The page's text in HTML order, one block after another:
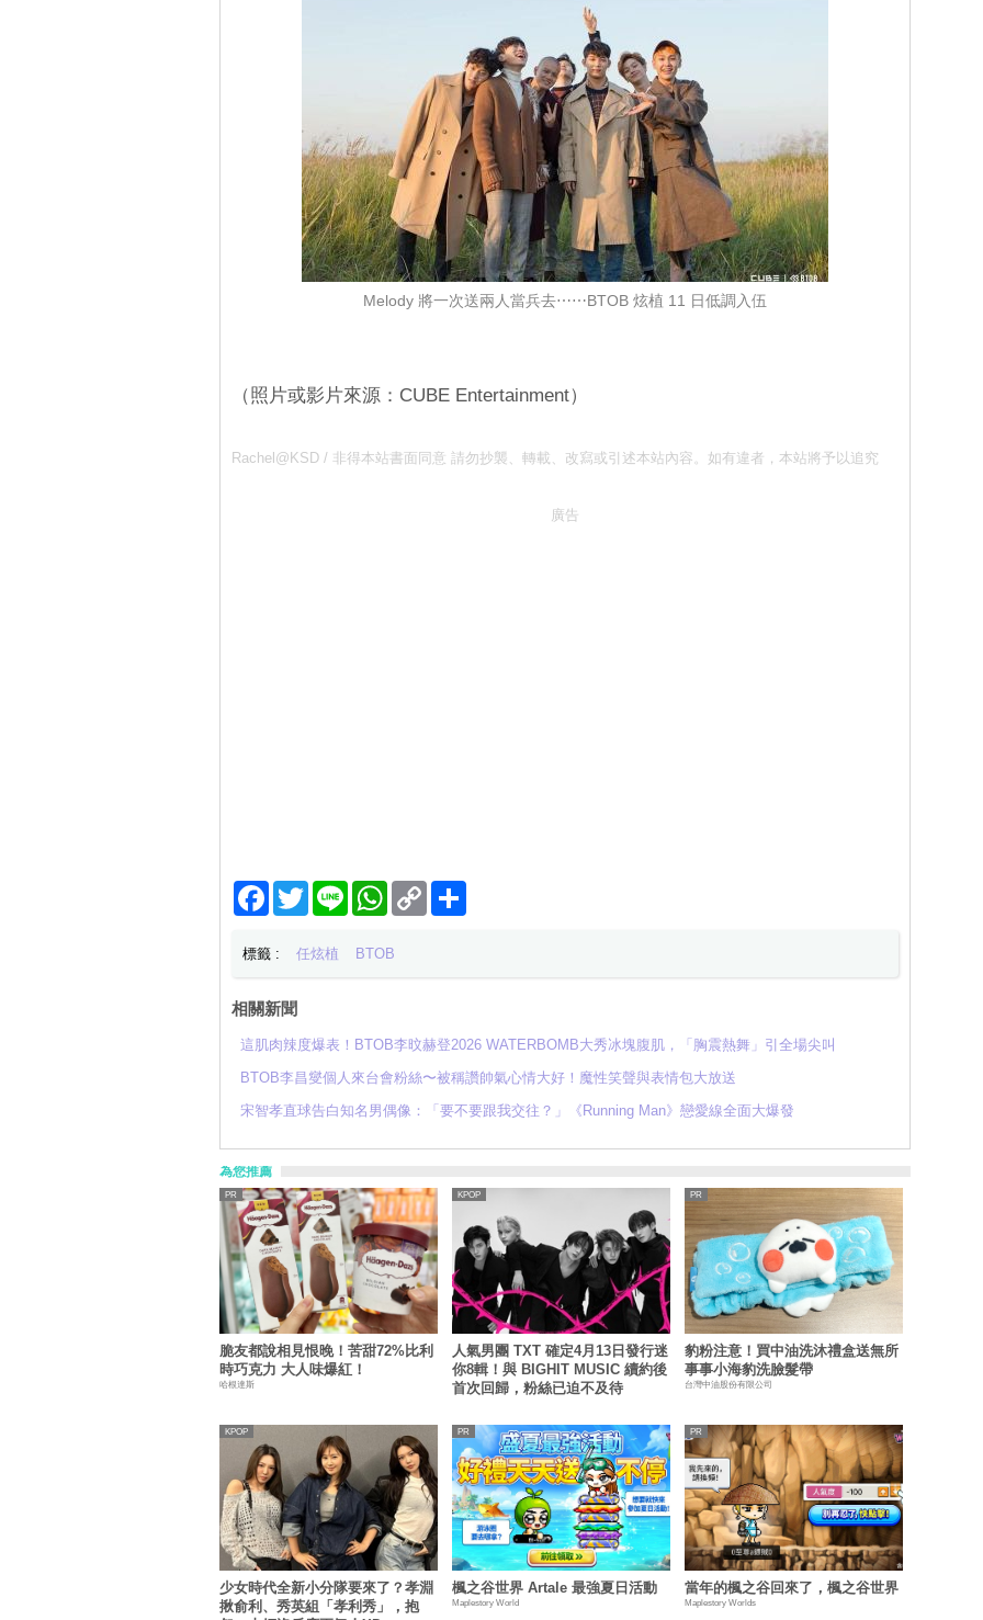
Melody 將一次送兩人當兵去⋯⋯BTOB 炫植 11 日低調入伍
（照片或影片來源：CUBE Entertainment）
Rachel@KSD / 非得本站書面同意 請勿抄襲、轉載、改寫或引述本站內容。如有違者，本站將予以追究
廣告
Facebook
TwitterLine WhatsApp
Copy
Link
分
標籤 : 任炫植 BTOB
相關新聞
這肌肉辣度爆表！BTOB李旼赫登2026 WATERBOMB大秀冰塊腹肌，「胸震熱舞」引全場尖叫
BTOB李昌燮個人來台會粉絲〜被稱讚帥氣心情大好！魔性笑聲與表情包大放送
宋智孝直球告白知名男偶像：「要不要跟我交往？」《Running Man》戀愛線全面大爆發
為您推薦
脆友都說相見恨晚！苦甜72%比利
時巧克力 大人味爆紅！
哈根達斯
人氣男團 TXT 確定4月13日發行迷
你8輯！與 BIGHIT MUSIC 續約後
首次回歸，粉絲已迫不及待
KPOP
豹粉注意！買中油洗沐禮盒送無所
事事小海豹洗臉髮帶
台灣中油股份有限公司
少女時代全新小分隊要來了？孝淵
揪俞利、秀英組「孝利秀」，抱
KPOP
楓之谷世界 Artale 最強夏日活動
Maplestory World
當年的楓之谷回來了，楓之谷世界
Maplestory Worlds